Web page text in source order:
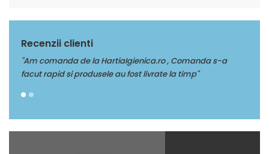
Recenzii clienti
s-a
"Multumim Echipei Soft sense pentru profesionalism"